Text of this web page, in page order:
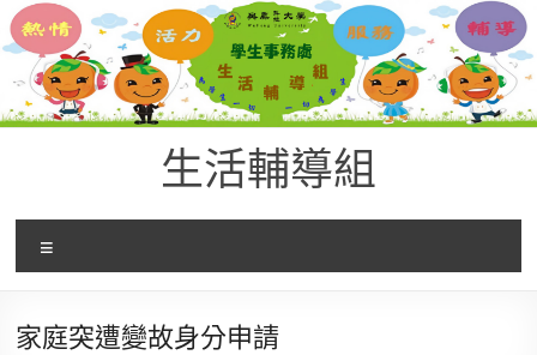
生活輔導組
家庭突遭變故身分申請